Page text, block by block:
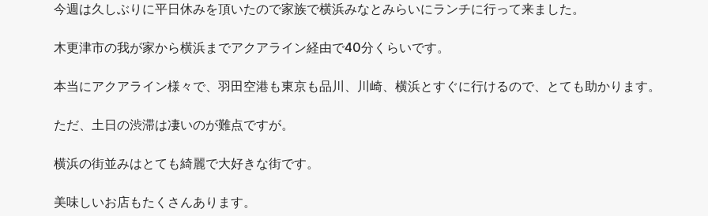
今週は久しぶりに平日休みを頂いたので家族で横浜みなとみらいにランチに行って来ました。
木更津市の我が家から横浜までアクアライン経由で40分くらいです。
本当にアクアライン様々で、羽田空港も東京も品川、川崎、横浜とすぐに行けるので、とても助かります。
ただ、土日の渋滞は凄いのが難点ですが。
横浜の街並みはとても綺麗で大好きな街です。
美味しいお店もたくさんあります。